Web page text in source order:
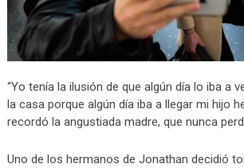
“Yo tenía la ilusión de que algún día lo iba a
la casa porque algún día iba a llegar mi hijo
recordó la angustiada madre, que nunca
Uno de los hermanos de Jonathan decidió